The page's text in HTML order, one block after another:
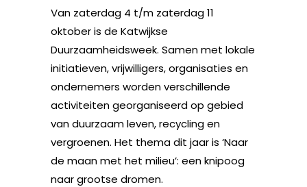
Van zaterdag 4 t/m zaterdag 11
oktober is de Katwijkse
Duurzaamheidsweek. Samen met lokale
initiatieven, vrijwilligers, organisaties en
ondernemers worden verschillende
activiteiten georganiseerd op gebied
van duurzaam leven, recycling en
vergroenen. Het thema dit jaar is ‘Naar
de maan met het milieu’: een knipoog
naar grootse dromen.